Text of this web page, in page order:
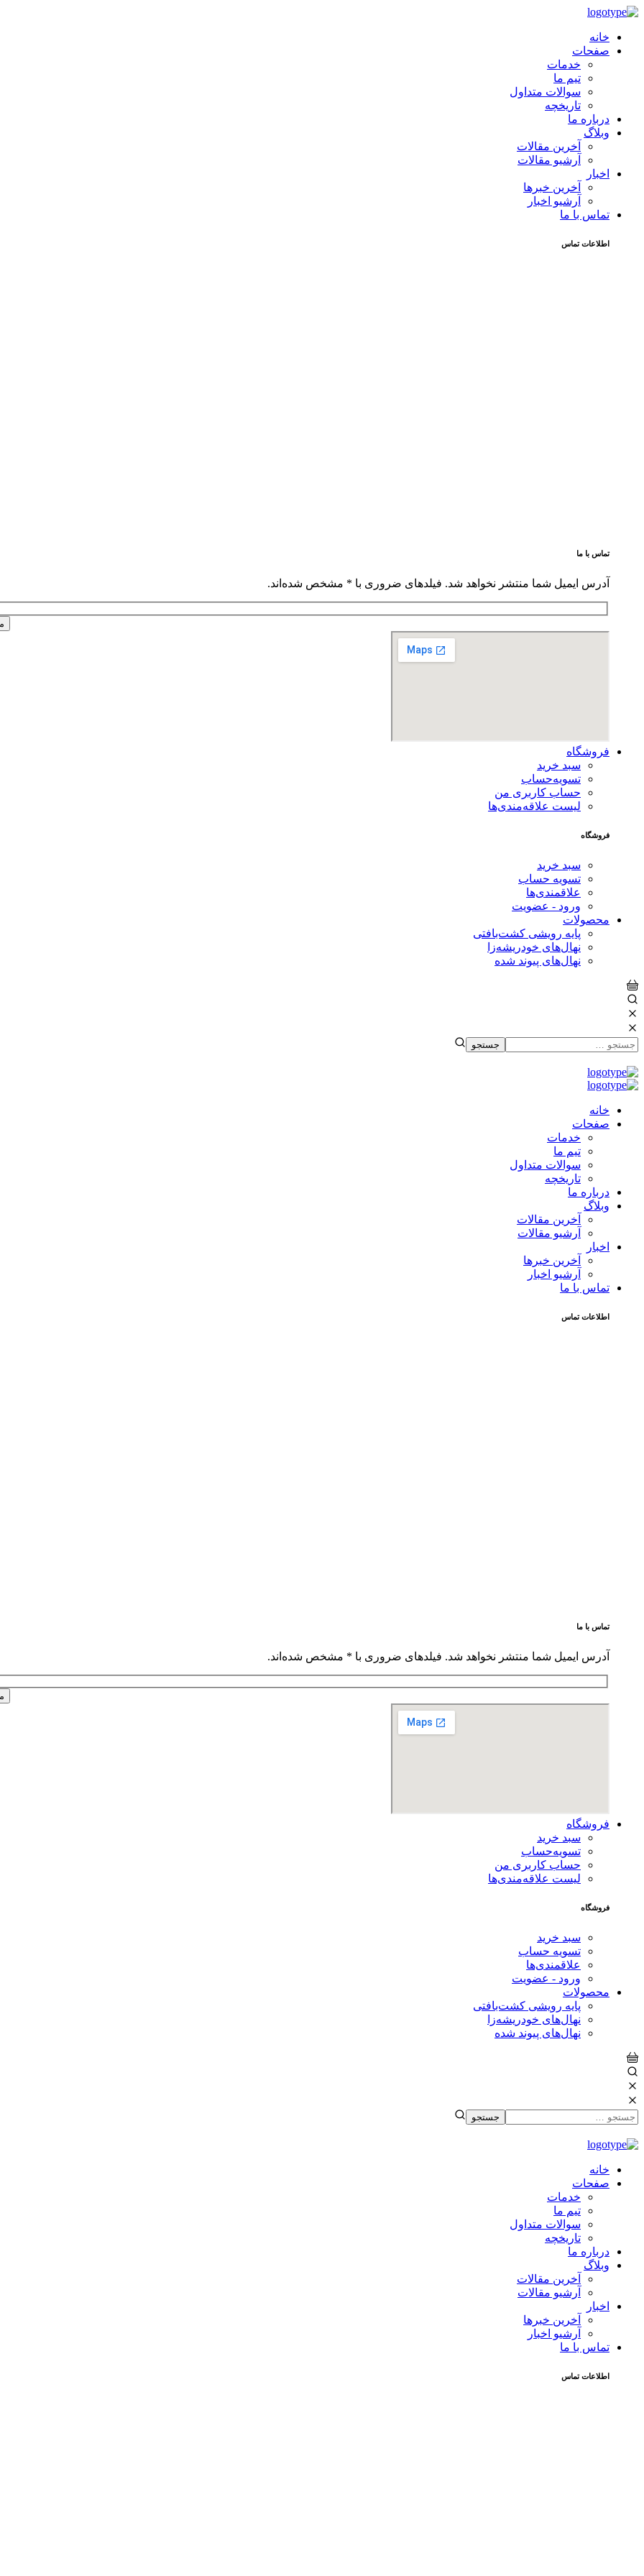
خانه
صفحات
خدمات
تیم ما
سوالات متداول
تاریخچه
درباره ما
وبلاگ
آخرین مقالات
آرشیو مقالات
اخبار
آخرین خبرها
آرشیو اخبار
تماس با ما
اطلاعات تماس
تماس با ما
آدرس ایمیل شما منتشر نخواهد شد. فیلدهای ضروری با * مشخص شده‌اند.
فروشگاه
سبد خرید
تسویه‌حساب
حساب کاربری من
لیست علاقه‌مندی‌ها
فروشگاه
سبد خرید
تسویه حساب
علاقمندی‌ها
ورود - عضویت
محصولات
پایه رویشی کشت‌بافتی
نهال‌های خودریشه‌زا
نهال‌های پیوند شده
خانه
صفحات
خدمات
تیم ما
سوالات متداول
تاریخچه
درباره ما
وبلاگ
آخرین مقالات
آرشیو مقالات
اخبار
آخرین خبرها
آرشیو اخبار
تماس با ما
اطلاعات تماس
تماس با ما
آدرس ایمیل شما منتشر نخواهد شد. فیلدهای ضروری با * مشخص شده‌اند.
فروشگاه
سبد خرید
تسویه‌حساب
حساب کاربری من
لیست علاقه‌مندی‌ها
فروشگاه
سبد خرید
تسویه حساب
علاقمندی‌ها
ورود - عضویت
محصولات
پایه رویشی کشت‌بافتی
نهال‌های خودریشه‌زا
نهال‌های پیوند شده
خانه
صفحات
خدمات
تیم ما
سوالات متداول
تاریخچه
درباره ما
وبلاگ
آخرین مقالات
آرشیو مقالات
اخبار
آخرین خبرها
آرشیو اخبار
تماس با ما
اطلاعات تماس